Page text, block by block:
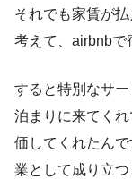
それでも家賃が
考えて、airbnbで
すると特別なサ
泊まりに来てく
価してくれたん
業として成り立つ